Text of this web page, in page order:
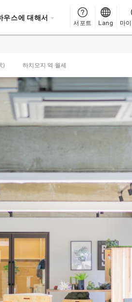
우스에 대해서
서포트 Lang 마
) 하치오지 역 월세